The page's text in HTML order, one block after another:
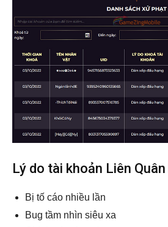
Lý do tài khoản Liên
Bị tố cáo nhiều lần
Bug tầm nhìn siêu xa